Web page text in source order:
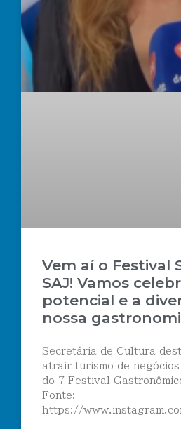
Vem aí o Festival
SAJ! Vamos
potencial e a
nossa
Secretária de Cultura
atrair turismo de
do 7 Festival
Fonte:
https://